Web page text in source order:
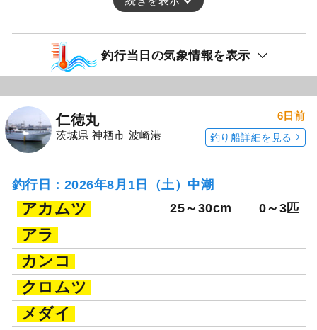
釣行当日の気象情報を表示
仁徳丸
茨城県 神栖市 波崎港
6日前
釣り船詳細を見る
釣行日：2026年8月1日（土）中潮
アカムツ 25～30cm 0～3匹
アラ
カンコ
クロムツ
メダイ